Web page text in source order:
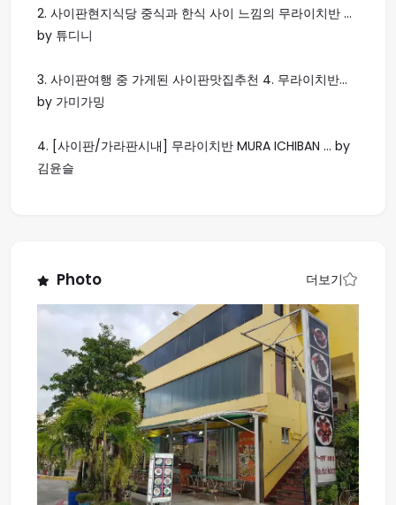
2. 사이판현지식당 중식과 한식 사이 느낌의 무라이치반 ...
by 튜디니
3. 사이판여행 중 가게된 사이판맛집추천 4. 무라이치반...
by 가미가밍
4. [사이판/가라판시내] 무라이치반 MURA ICHIBAN ... by
김윤슬
Photo 더보기